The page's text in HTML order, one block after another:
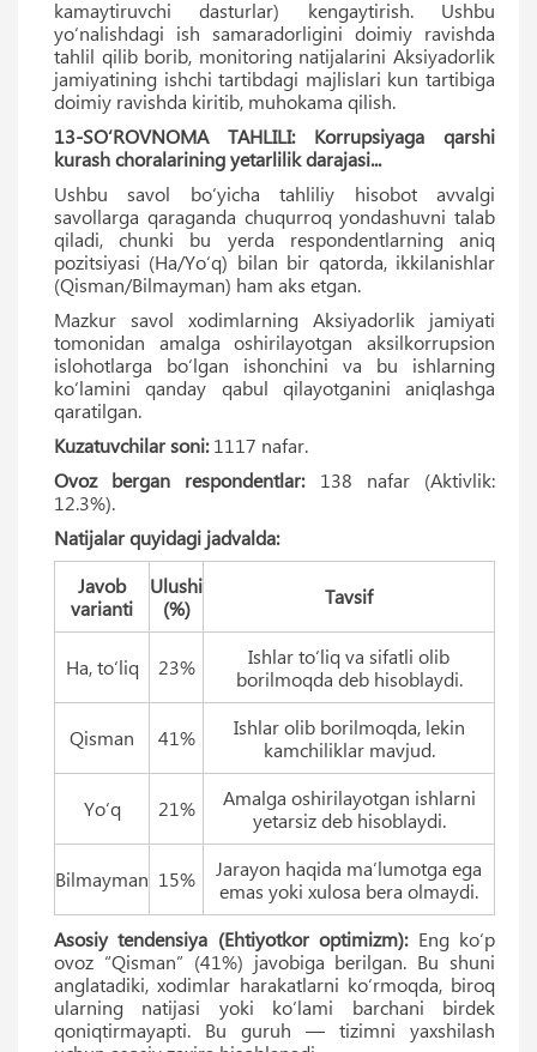
kamaytiruvchi dasturlar) kengaytirish. Ushbu
yo‘nalishdagi ish samaradorligini doimiy ravishda
tahlil qilib borib, monitoring natijalarini Aksiyadorlik
jamiyatining ishchi tartibdagi majlislari kun tartibiga
doimiy ravishda kiritib, muhokama qilish.
13-SO‘ROVNOMA TAHLILI: Korrupsiyaga qarshi
kurash choralarining yetarlilik darajasi...
Ushbu savol bo‘yicha tahliliy hisobot avvalgi
savollarga qaraganda chuqurroq yondashuvni talab
qiladi, chunki bu yerda respondentlarning aniq
pozitsiyasi (Ha/Yo‘q) bilan bir qatorda, ikkilanishlar
(Qisman/Bilmayman) ham aks etgan.
Mazkur savol xodimlarning Aksiyadorlik jamiyati
tomonidan amalga oshirilayotgan aksilkorrupsion
islohotlarga bo‘lgan ishonchini va bu ishlarning
ko‘lamini qanday qabul qilayotganini aniqlashga
qaratilgan.
Kuzatuvchilar soni:1117 nafar.
Ovoz bergan respondentlar:138 nafar (Aktivlik:
12.3%).
Natijalar quyidagi jadvalda:
Javob
varianti
Ulushi
(%)
Tavsif
Ha, to‘liq 23%
Ishlar to‘liq va sifatli olib
borilmoqda deb hisoblaydi.
Qisman 41%
Ishlar olib borilmoqda, lekin
kamchiliklar mavjud.
Yo‘q 21%
Amalga oshirilayotgan ishlarni
yetarsiz deb hisoblaydi.
Bilmayman 15%
Jarayon haqida ma’lumotga ega
emas yoki xulosa bera olmaydi.
Asosiy tendensiya (Ehtiyotkor optimizm):Eng ko‘p
ovoz “Qisman” (41%) javobiga berilgan. Bu shuni
anglatadiki, xodimlar harakatlarni ko‘rmoqda, biroq
ularning natijasi yoki ko‘lami barchani birdek
qoniqtirmayapti. Bu guruh — tizimni yaxshilash